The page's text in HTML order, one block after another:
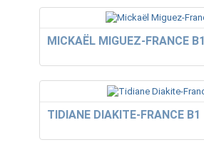
MICKAËL MIGUEZ-FRANCE B1
TIDIANE DIAKITE-FRANCE B1